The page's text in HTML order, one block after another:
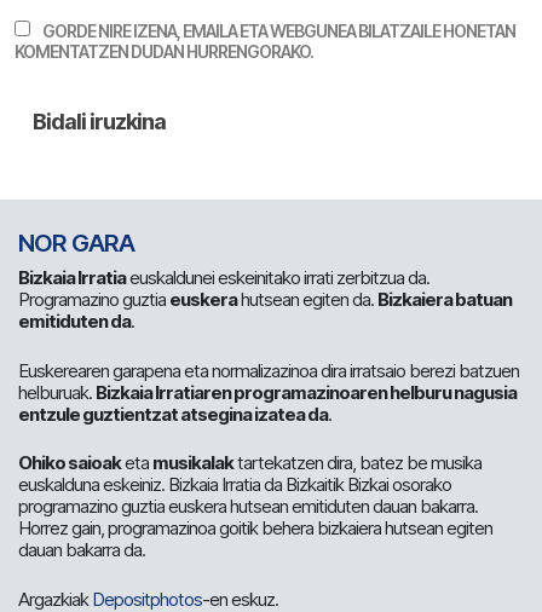
GORDE NIRE IZENA, EMAILA ETA WEBGUNEA BILATZAILE HONETAN
KOMENTATZEN DUDAN HURRENGORAKO.
NOR GARA
Bizkaia Irratiaeuskaldunei eskeinitako irrati zerbitzua da.
Programazino guztia euskerahutsean egiten da. Bizkaiera batuan
emitiduten da.
Euskerearen garapena eta normalizazinoa dira irratsaio berezi batzuen
helburuak. Bizkaia Irratiaren programazinoaren helburu nagusia
entzule guztientzat atsegina izatea da.
Ohiko saioaketa musikalaktartekatzen dira, batez be musika
euskalduna eskeiniz. Bizkaia Irratia da Bizkaitik Bizkai osorako
programazino guztia euskera hutsean emitiduten dauan bakarra.
Horrez gain, programazinoa goitik behera bizkaiera hutsean egiten
dauan bakarra da.
ArgazkiakDepositphotos-en eskuz.